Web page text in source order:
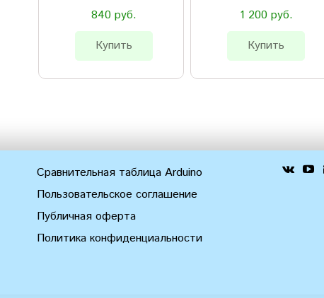
840 руб.
Купить
1 200 руб.
Купить
Сравнительная таблица Arduino
Пользовательское соглашение
Публичная оферта
Политика конфиденциальности